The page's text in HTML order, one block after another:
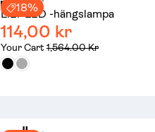
18%
LILT LED -hängslampa
114,00 kr
Your Cart1,564.00 Kr